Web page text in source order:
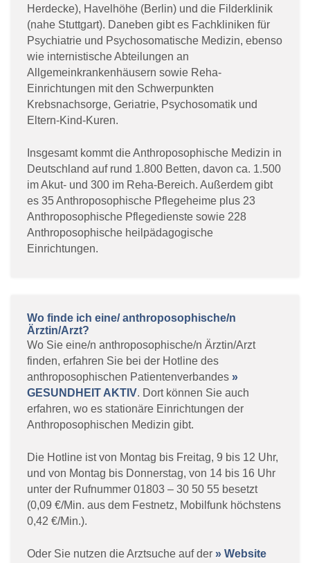
Herdecke), Havelhöhe (Berlin) und die Filderklinik
(nahe Stuttgart). Daneben gibt es Fachkliniken für
Psychiatrie und Psychosomatische Medizin, ebenso
wie internistische Abteilungen an
Allgemeinkrankenhäusern sowie Reha-
Einrichtungen mit den Schwerpunkten
Krebsnachsorge, Geriatrie, Psychosomatik und
Eltern-Kind-Kuren.
Insgesamt kommt die Anthroposophische Medizin in
Deutschland auf rund 1.800 Betten, davon ca. 1.500
im Akut- und 300 im Reha-Bereich. Außerdem gibt
es 35 Anthroposophische Pflegeheime plus 23
Anthroposophische Pflegedienste sowie 228
Anthroposophische heilpädagogische
Einrichtungen.
Wo finde ich eine/ anthroposophische/n
Ärztin/Arzt?
Wo Sie eine/n anthroposophische/n Ärztin/Arzt
finden, erfahren Sie bei der Hotline des
anthroposophischen Patientenverbandes »
GESUNDHEIT AKTIV. Dort können Sie auch
erfahren, wo es stationäre Einrichtungen der
Anthroposophischen Medizin gibt.
Die Hotline ist von Montag bis Freitag, 9 bis 12 Uhr,
und von Montag bis Donnerstag, von 14 bis 16 Uhr
unter der Rufnummer 01803 – 30 50 55 besetzt
(0,09 €/Min. aus dem Festnetz, Mobilfunk höchstens
0,42 €/Min.).
Oder Sie nutzen die Arztsuche auf der » Website